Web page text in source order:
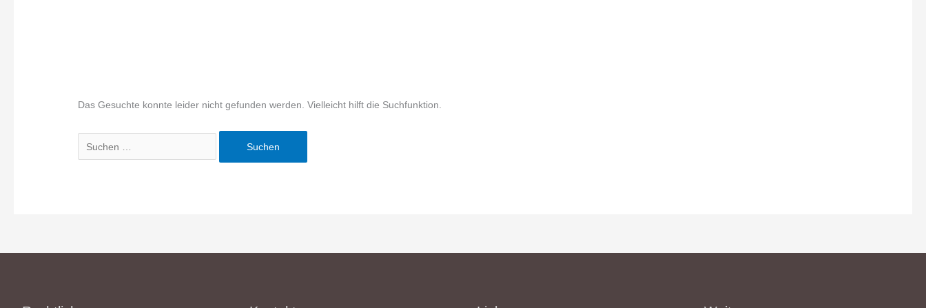
Das Gesuchte konnte leider nicht gefunden werden. Vielleicht hilft die Suchfunktion.
nach: